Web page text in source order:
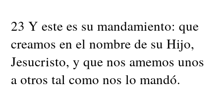
23 Y este es su mandamiento: que
creamos en el nombre de su Hijo,
Jesucristo, y que nos amemos unos
a otros tal como nos lo mandó.